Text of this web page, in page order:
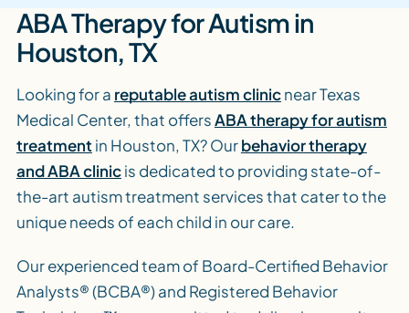
ABA Therapy for Autism in
Houston, TX
Looking for a reputable autism clinicnear Texas
Medical Center, that offersABA therapy for autism
treatment in Houston, TX? Ourbehavior therapy
and ABA clinicis dedicated to providing state-of-
the-art autism treatment services that cater to the
unique needs of each child in our care.
Our experienced team of Board-Certified Behavior
Analysts® (BCBA®) and Registered Behavior